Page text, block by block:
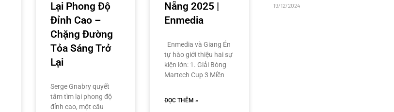
Lại Phong Độ
Đỉnh Cao –
Chặng Đường
Tỏa Sáng Trở
Lại
Serge Gnabry quyết
tâm tìm lại phong độ
đỉnh cao, một câu
Nẵng 2025 |
Enmedia
Enmedia và Giang Én
tự hào giới thiệu hai sự
kiện lớn: 1. Giải Bóng
Martech Cup 3 Miền
ĐỌC THÊM »
19/12/2024